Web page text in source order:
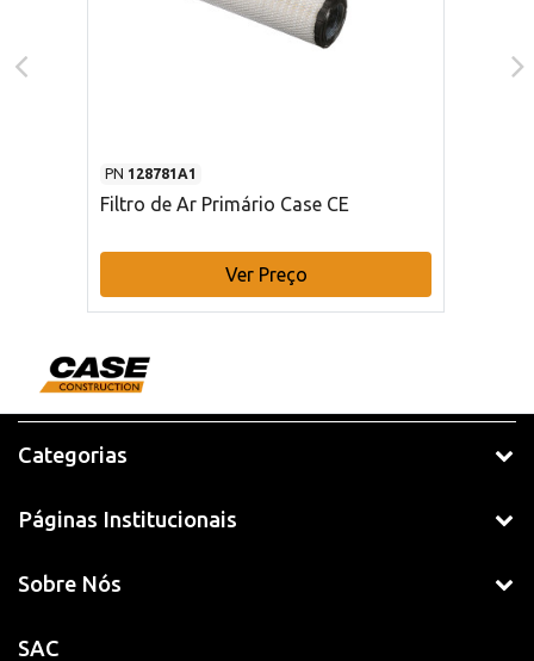
PN 128781A1
Filtro de Ar Primário Case CE
Ver Preço
Categorias
Páginas Institucionais
Sobre Nós
SAC